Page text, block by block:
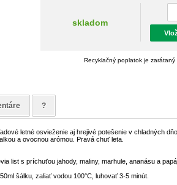
skladom
Recyklačný poplatok je zarátaný
?
letné osvieženie aj hrejivé potešenie v chladných
a ovocnou arómou. Pravá chuť leta.
list s príchuťou jahody, maliny, marhule, ananásu a
šálku, zaliať vodou 100°C, luhovať 3-5 minút.